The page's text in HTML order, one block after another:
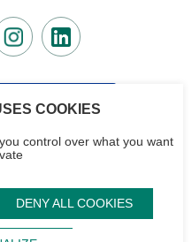
NOUS
Mentions
Protection des
Plan du site
Sourd,
COOKIES
control over what you want
DENY ALL COOKIES